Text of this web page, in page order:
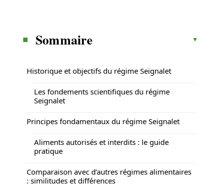
Sommaire
Historique et objectifs du régime Seignalet
Les fondements scientifiques du régime
Seignalet
Principes fondamentaux du régime Seignalet
Aliments autorisés et interdits : le guide
pratique
Comparaison avec d’autres régimes alimentaires
: similitudes et différences